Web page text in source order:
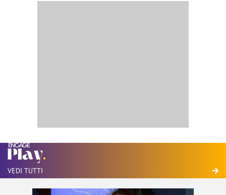
VEDI TUTTI